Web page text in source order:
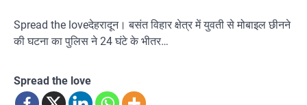
Spread the loveदेहरादून। बसंत विहार क्षेत्र में युवती से मोबाइल छीनने
की घटना का पुलिस ने 24 घंटे के भीतर…
Spread the love